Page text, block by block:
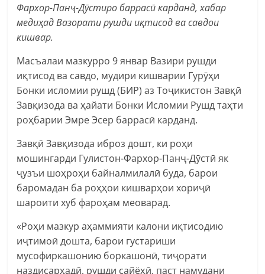
Фархор-Панҷ-Дӯстиро баррасӣ карданд, хабар
медиҳад Вазорати рушди иқтисод ва савдои
кишвар.
Масъалаи мазкурро 9 январ Вазири рушди
иқтисод ва савдо, мудири кишварии Гурӯҳи
Бонки исломии рушд (БИР) аз Тоҷикистон Завқӣ
Завқизода ва ҳайати Бонки Исломии Рушд таҳти
роҳбарии Эмре Эсер баррасӣ карданд.
Завқӣ Завқизода иброз дошт, ки роҳи
мошингарди Гулистон-Фархор-Панҷ-Дӯстӣ як
ҷузъи шоҳроҳи байналмилалӣ буда, барои
баромадан ба роҳҳои кишварҳои хориҷӣ
шароити хуб фароҳам меоварад.
«Роҳи мазкур аҳаммияти калони иқтисодию
иҷтимоӣ дошта, барои густариши
мусофиркашонию боркашонӣ, тиҷорати
наздисарҳадӣ, рушди сайёҳӣ, паст намудани